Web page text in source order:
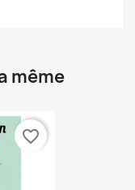
même
favorite_border